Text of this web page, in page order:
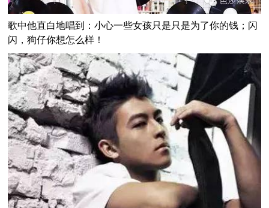
歌中他直白地唱到：小心一些女孩只是只是为了你的钱；闪
闪，狗仔你想怎么样！